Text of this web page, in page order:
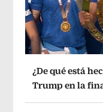
¿De qué está
Trump en la